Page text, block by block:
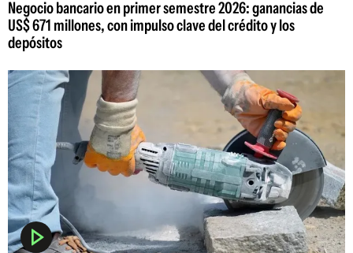
Negocio bancario en primer semestre 2026: ganancias de
US$ 671 millones, con impulso clave del crédito y los
depósitos